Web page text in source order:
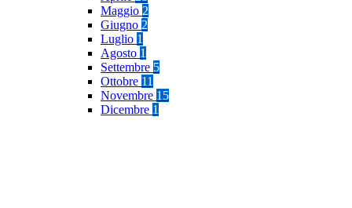
Maggio 2
Giugno 2
Luglio 1
Agosto 1
Settembre 5
Ottobre 11
Novembre 15
Dicembre 1